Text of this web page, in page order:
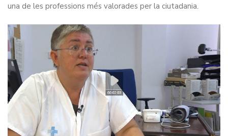
una de les professions més valorades per la ciutadania.